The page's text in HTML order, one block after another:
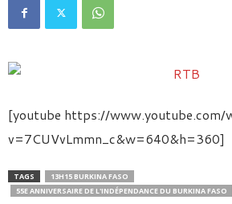
[youtube https://www.youtube.com/
v=7CUVvLmmn_c&w=640&h=360]
TAGS
13H15 BURKINA FASO
55E ANNIVERSAIRE DE L'INDÉPENDANCE DU BURKINA FASO